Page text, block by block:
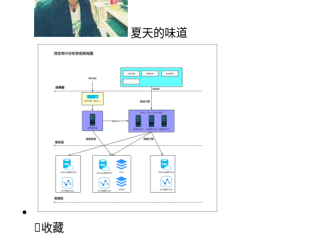
夏天的味道
收藏